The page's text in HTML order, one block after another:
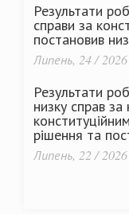
Результати
справи за
постановив
Липень, 24 / 2026
Результати
низку справ
рішення та
Липень, 22 / 2026